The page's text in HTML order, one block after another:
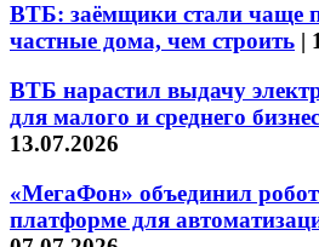
ВТБ: заёмщики стали чаще
частные дома, чем строить |
ВТБ нарастил выдачу
для малого и среднего
13.07.2026
«МегаФон» объединил
платформе для